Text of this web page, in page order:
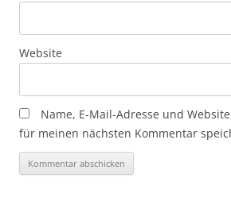
Website
Name, E-Mail-Adresse und
für meinen nächsten Kommentar